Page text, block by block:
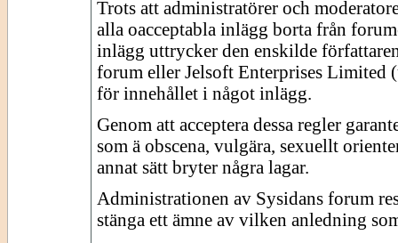
Trots att administratörer och
alla oacceptabla inlägg borta från
inlägg uttrycker den enskilde
forum eller Jelsoft Enterprises Limited
för innehållet i något inlägg.
Genom att acceptera dessa regler
som ä obscena, vulgära, sexuellt
annat sätt bryter några lagar.
Administrationen av Sysidans forum
stänga ett ämne av vilken anledning